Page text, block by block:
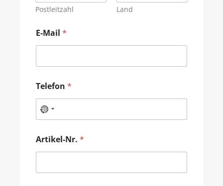
Postleitzahl Land
E-Mail *
Telefon *
Artikel-Nr. *